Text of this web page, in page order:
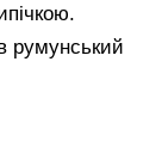
румунський